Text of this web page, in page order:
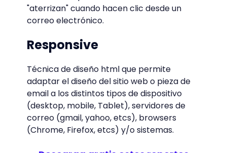
"aterrizan" cuando hacen clic desde un
correo electrónico.
Responsive
Técnica de diseño html que permite
adaptar el diseño del sitio web o pieza de
email a los distintos tipos de dispositivo
(desktop, mobile, Tablet), servidores de
correo (gmail, yahoo, etcs), browsers
(Chrome, Firefox, etcs) y/o sistemas.